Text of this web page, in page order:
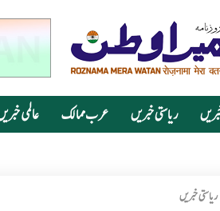
ریاستی خبریں عرب ممالک عالمی
ریاستی خبریں